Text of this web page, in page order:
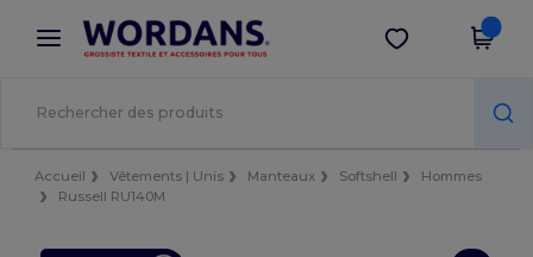
× Appli Wordans
Meilleurs prix sur l’app !
Obtenir l'appli
Accueil Vêtements | Unis Manteaux Softshell
Hommes
Russell RU140M